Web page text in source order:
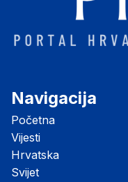
Navigacija
Početna
Vijesti
Hrvatska
Svijet